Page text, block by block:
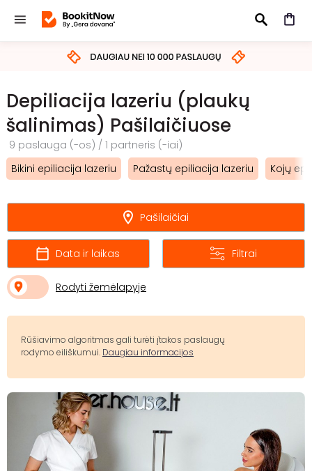
IEŠKOTI
Depiliacija lazeriu (plaukų
šalinimas) Pašilaičiuose
9 paslauga (-os) / 1 partneris (-iai)
Bikini epiliacija lazeriu
Pažastų epiliacija lazeriu Kojų
Pašilaičiai
Data ir laikas Filtrai
Rodyti žemėlapyje
Rūšiavimo algoritmas gali turėti įtakos paslaugų
rodymo eiliškumui. Daugiau informacijos